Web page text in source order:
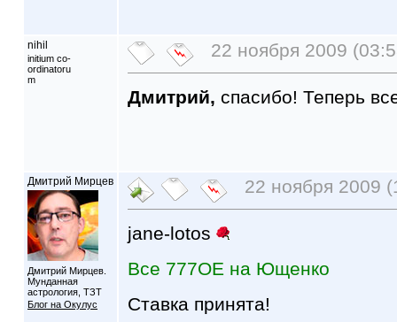
nihil
initium co-
ordinatoru
m
22 ноября 2009
Дмитрий, спасибо! Теперь
Дмитрий Мирцев
Дмитрий Мирцев.
Мунданная
астрология, ТЗТ
Блог на Окулус
22 ноября 2009
jane-lotos
Все 777ОЕ на Ющенко
Ставка принята!